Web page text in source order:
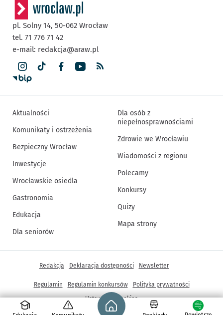
Strona główna - wroclaw.pl
pl. Solny 14, 50-062 Wrocław
tel. 71 776 71 42
e-mail: redakcja@araw.pl
Aktualności
Komunikaty i ostrzeżenia
Bezpieczny Wrocław
Inwestycje
Wrocławskie osiedla
Gastronomia
Edukacja
Dla seniorów
Dla osób z
niepełnosprawnościami
Zdrowie we Wrocławiu
Wiadomości z regionu
Polecamy
Konkursy
Quizy
Mapa strony
Inne informacje
Redakcja Deklaracja dostępności Newsletter
Regulamin Regulamin konkursów
Polityka prywatności
Ustawienia cookies